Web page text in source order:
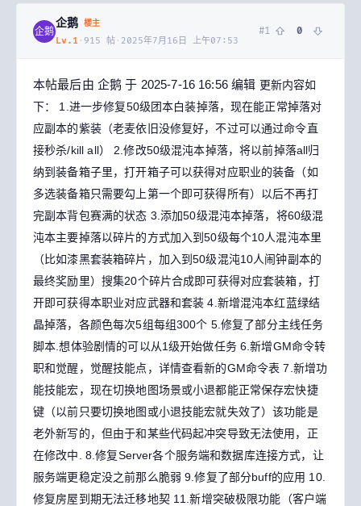
企鹅
企鹅 楼主
Lv. 1 · 915 帖 · 2025年7月16日 上午07:53
#1 0
本帖最后由 企鹅 于 2025-7-16 16:56 编辑 更新内容如
下：
1.进一步修复50级团本白装掉落，现在能正常掉落对
应副本的紫装（老麦依旧没修复好，不过可以通过命令直
接秒杀/kill all）
2.修改50级混沌本掉落，将以前掉落all归
纳到装备箱子里，打开箱子可以获得对应职业的装备（如
多选装备箱只需要勾上第一个即可获得所有）以后不再打
完副本背包赛满的状态 3.添加50级混沌本掉落，将60级混
沌本主要掉落以碎片的方式加入到50级每个10人混沌本里
（比如漆黑套装箱碎片，加入到50级混沌10人闹钟副本的
最终奖励里）搜集20个碎片合成即可获得对应套装箱，打
开即可获得本职业对应武器和套装 4.新增混沌本红蓝绿结
晶掉落，各颜色每次5组每组300个 5.修复了部分主线任务
脚本.想体验剧情的可以从1级开始做任务 6.新增GM命令转
职和觉醒，觉醒技能点，详情查看新的GM命令表 7.新增功
能技能宏，现在切换地图场景或小退都能正常保存宏快捷
键（以前只要切换地图或小退技能宏就失效了）该功能是
老外新写的，但由于和某些代码起冲突导致无法使用，正
在修改中.
8.修复Server各个服务端和数据库连接方式，让
服务端更稳定没之前那么脆弱 9.修复了部分buff的应用 10.
修复房屋到期无法迁移地契 11.新增突破极限功能（客户端